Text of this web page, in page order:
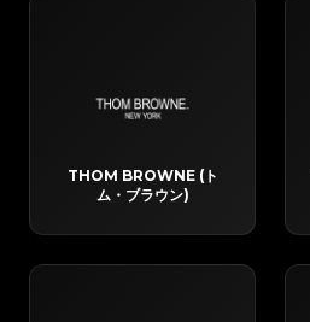
THOM BROWNE (ト
ム・ブラウン)